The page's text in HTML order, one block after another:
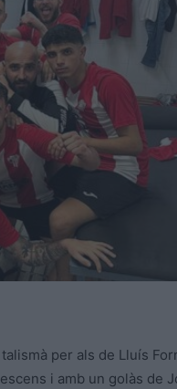
per als de Lluís
i amb un golàs de